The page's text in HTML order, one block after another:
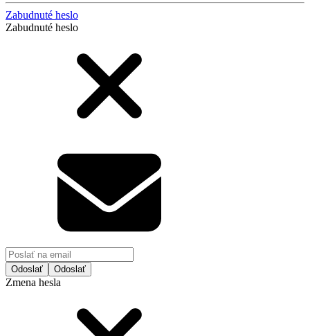
Zabudnuté heslo
Zabudnuté heslo
Odoslať
Zmena hesla